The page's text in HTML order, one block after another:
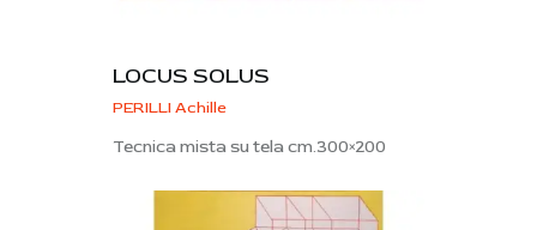
LOCUS SOLUS
PERILLI Achille
Tecnica mista su tela cm.300×200